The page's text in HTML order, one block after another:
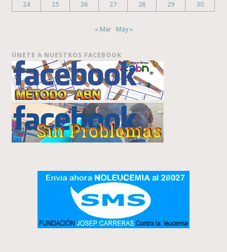
24
25 26 27 28 29 30
« Mar May »
ÚNETE A NUESTROS FACEBOOK